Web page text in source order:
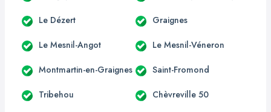
Le Dézert Graignes
Le Mesnil-Angot Le Mesnil-Véneron
Montmartin-en-Graignes Saint-Fromond
Tribehou Chèvreville 50